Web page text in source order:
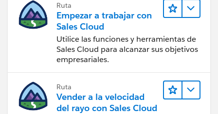
Ruta
Empezar a trabajar con
Sales Cloud
Utilice las funciones y herramientas de
Sales Cloud para alcanzar sus objetivos
empresariales.
Ruta
Vender a la velocidad
del rayo con Sales Cloud